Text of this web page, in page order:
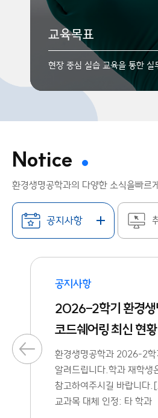
학과소개
지속가능발전을 위해 고민하
양성
취업과 진로
환경과학 및 환경공학의 전문
분야로 진출
교육목표
현장 중심 실습 교육을 통한 실
Notice
환경생명공학과의 다양한 소식을빠르
공지사항
공지사항
2026-2학기 환경생
코드쉐어링 최신 현황
환경생명공학과 2026-2학
알려드립니다.학과 재학생
참고하여주시길 바랍니
교과목 대체 인정: 타 학과